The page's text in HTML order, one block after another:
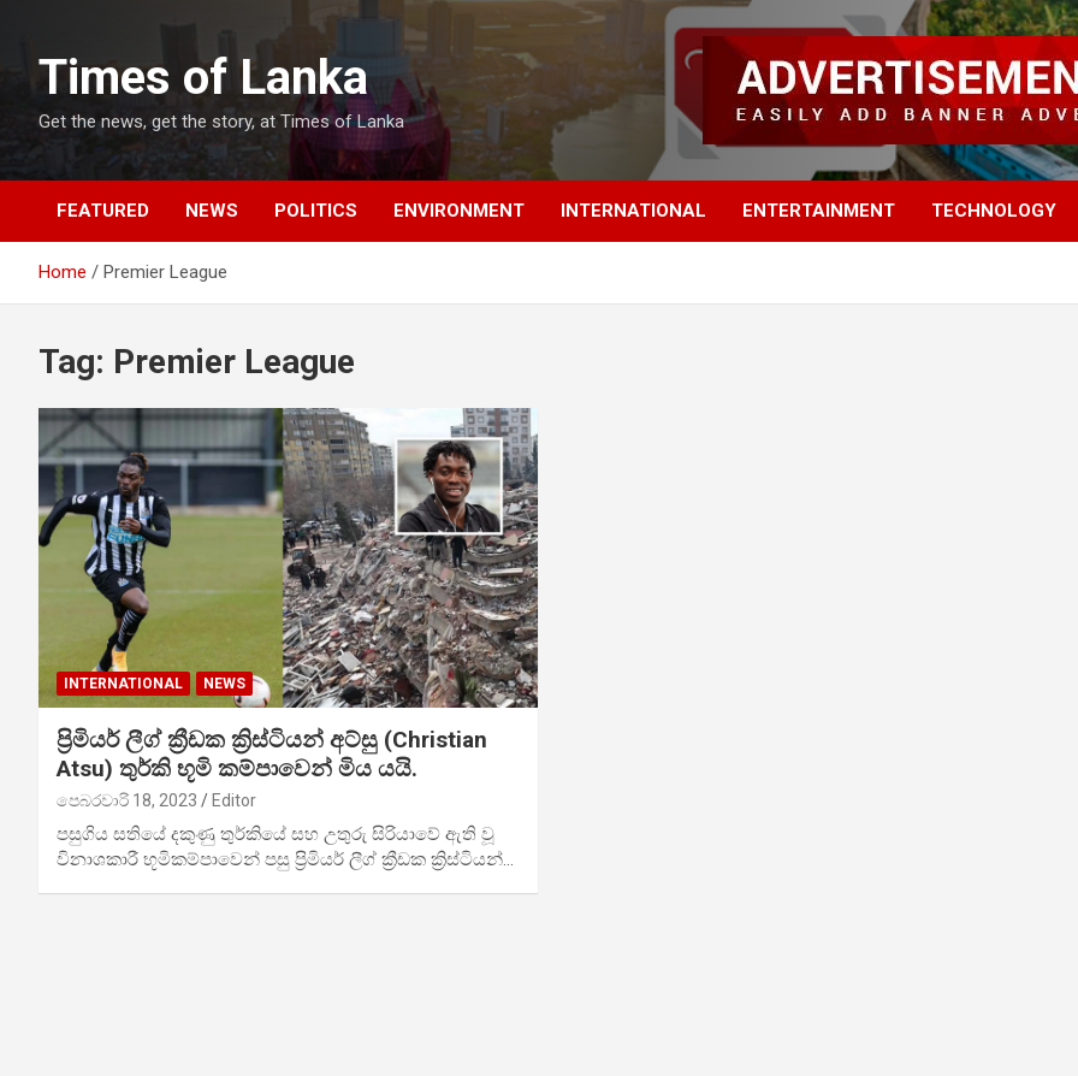
contentTimes of Lanka
Get the news, get the story, at Times of Lanka
FEATURED NEWS POLITICS ENVIRONMENT INTERNATIONAL ENTERTAINMENT TECHNOLOGY
Home Premier League
Tag: Premier League
INTERNATIONAL NEWS
ප්‍රිමියර් ලීග් ක්‍රීඩක ක්‍රිස්ටියන් අට්සු (Christian
Atsu) තුර්කි භූමි කම්පාවෙන් මිය යයි.
පෙබරවාරි 18, 2023 Editor
පසුගිය සතියේ දකුණු තුර්කියේ සහ උතුරු සිරියාවේ ඇති වූ
විනාශකාරී භූමිකම්පාවෙන් පසු ප්‍රිමියර් ලීග් ක්‍රීඩක ක්‍රිස්ටියන්…